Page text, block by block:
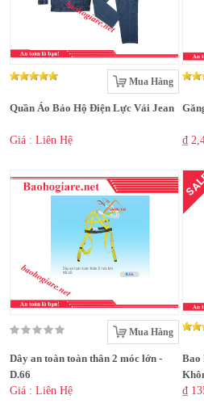
Mua Hàng
Quần Áo Bảo Hộ Điện Lực Vải Jean
Giá : Liên Hệ ₫
Mua Hàng
Dây an toàn toàn thân 2 móc lớn -
D.66
Giá : Liên Hệ
Bao
₫